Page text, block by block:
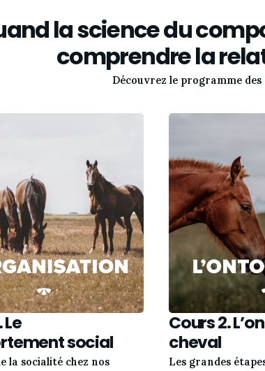
la science du
comprendre la
Découvrez le programme
Le
social
la socialité chez nos
Cours 2.
cheval
Les grandes